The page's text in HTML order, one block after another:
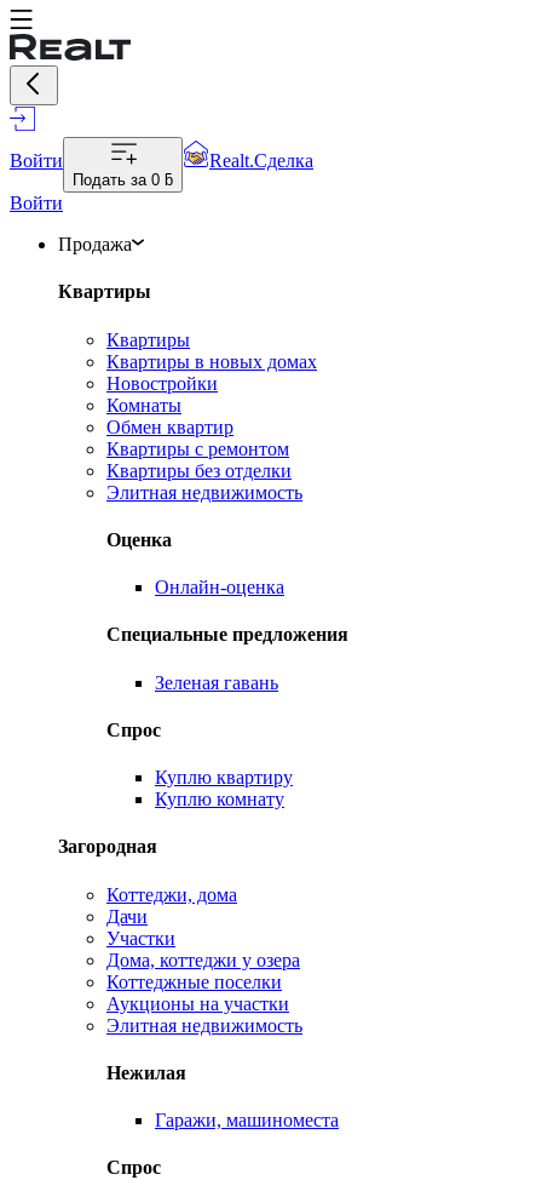
Войти
Подать за 0 ƃ
Realt.Сделка
Войти
Продажа
Квартиры
Квартиры
Квартиры в новых домах
Новостройки
Комнаты
Обмен квартир
Квартиры с ремонтом
Квартиры без отделки
Элитная недвижимость
Оценка
Онлайн-оценка
Специальные предложения
Зеленая гавань
Спрос
Куплю квартиру
Куплю комнату
Загородная
Коттеджи, дома
Дачи
Участки
Дома, коттеджи у озера
Коттеджные поселки
Аукционы на участки
Элитная недвижимость
Нежилая
Гаражи, машиноместа
Спрос